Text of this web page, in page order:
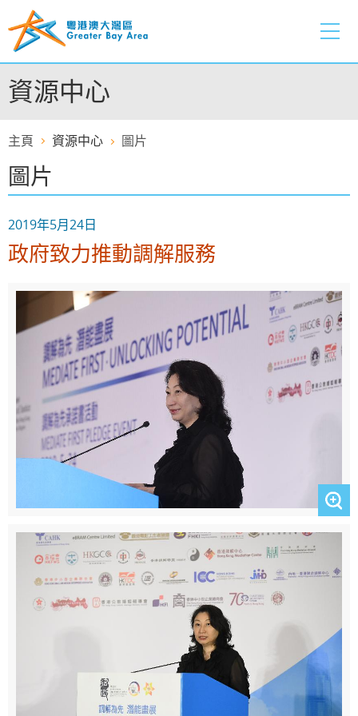
至
容
的
開
資源中心
主頁 資源中心 圖片
圖片
2019年5月24日
政府致力推動調解服務